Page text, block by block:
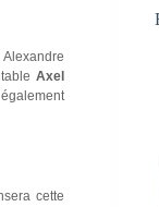
Alexandre
Axel
cette